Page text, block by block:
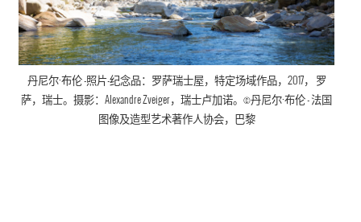
丹尼尔·布伦-照片-纪念品：罗萨瑞士屋， 特定场域作品， 2017， 罗
萨，瑞士。摄影：Alexandre Zveiger，瑞士卢加诺。©丹尼尔·布伦- 法国
图像及造型艺术著作人协会，巴黎